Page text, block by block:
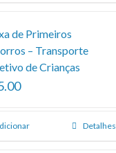
de Primeiros
– Transporte
de Crianças
Detalhes